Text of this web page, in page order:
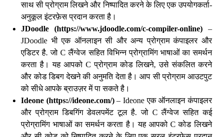
साथ सी प्रोग्राम लिखने और निष्पादित करने के लिए एक उपयोगकर्ता-
अनुकूल इंटरफ़ेस प्रदान करता है।
JDoodle (https://www.jdoodle.com/c-compiler-online) –
JDoodle भी एक ऑनलाइन सी और अन्य प्रोग्राम कंपाइलर और
एडिटर है. जो C लैंग्वेज सहित विभिन्न प्रोग्रामिंग भाषाओं का समर्थन
करता है। यह आपको C प्रोग्राम कोड लिखने, उसे संकलित करने
और कोड डिबग देखने की अनुमति देता है। आप सी प्रोग्राम आउटपुट
को सीधे आपके ब्राउज़र में पा सकते है।
Ideone (https://ideone.com/)– Ideone एक ऑनलाइन कंपाइलर
और प्रोग्राम डिबगिंग डेवलपमेंट टूल है. जो C लैंग्वेज सहित कई
प्रोग्रामिंग भाषाओं का समर्थन करता है। यह आपको C कोड लिखने